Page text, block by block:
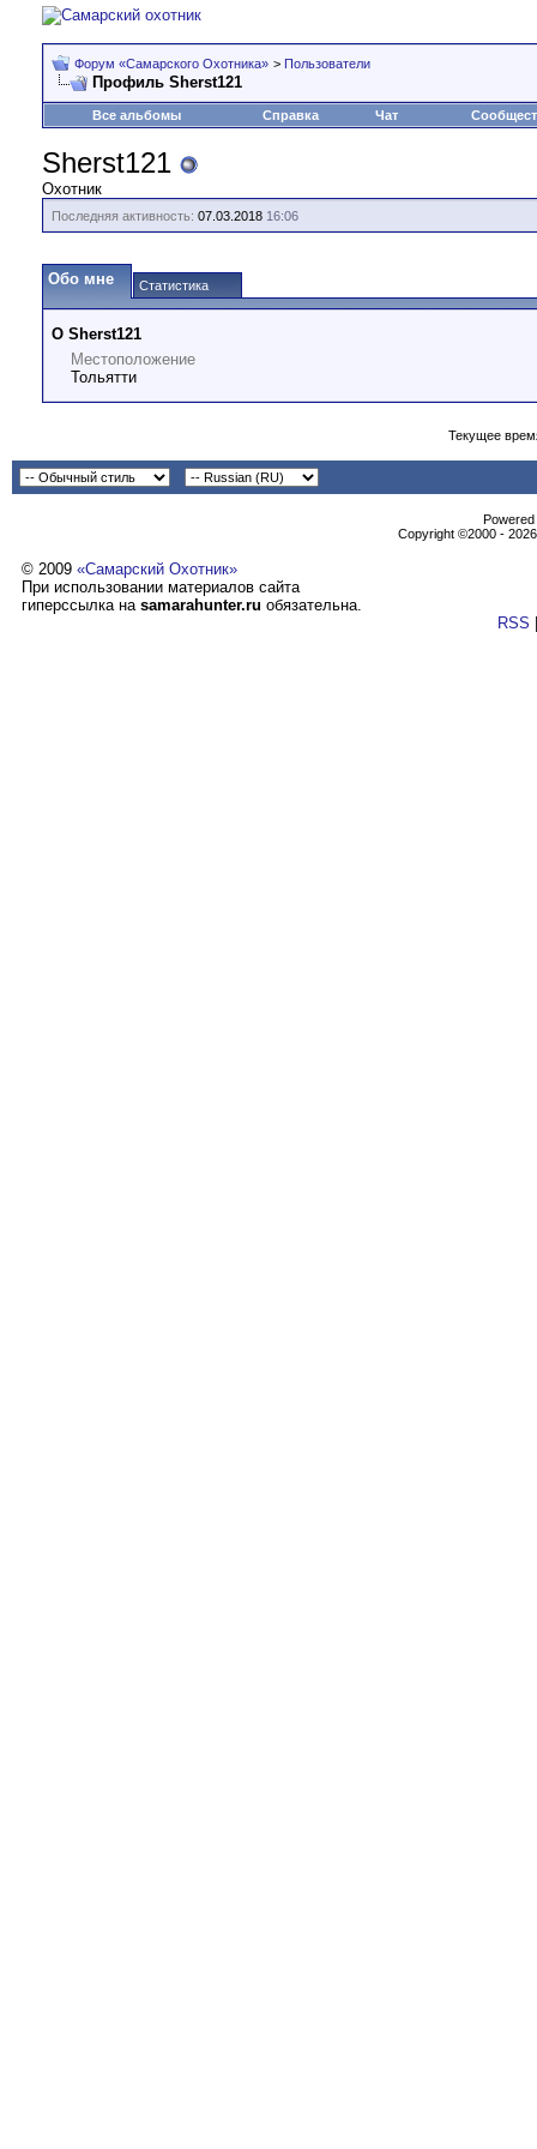
Форум «Самарского Охотника» > Пользователи
Профиль Sherst121
Все альбомы Справка Чат
Sherst121
Охотник
Последняя активность: 07.03.2018 16:06
Обо мне Статистика
О Sherst121
Местоположение
Тольятти
Текущее
Copyright ©2000 -
© 2009 «Самарский Охотник»
При использовании материалов сайта
гиперссылка на samarahunter.ru обязательна.
RSS